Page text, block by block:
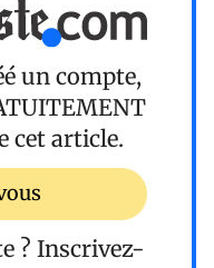
un compte,
cet article.
? Inscrivez-